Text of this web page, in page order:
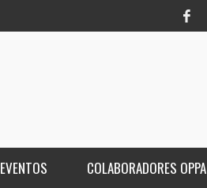
EVENTOS COLABORADORES OPPA